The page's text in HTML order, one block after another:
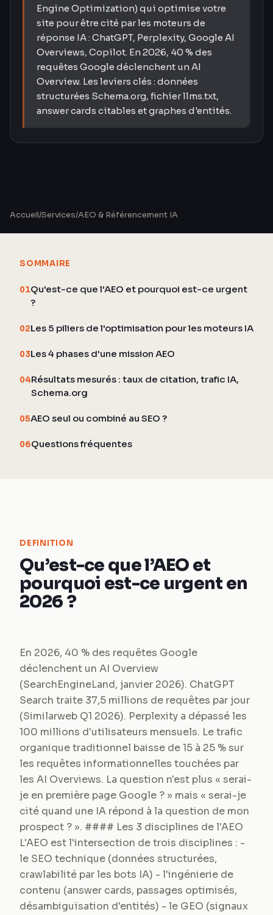
Engine Optimization) qui optimise votre
site pour être cité par les moteurs de
réponse IA : ChatGPT, Perplexity, Google AI
Overviews, Copilot. En 2026, 40 % des
requêtes Google déclenchent un AI
Overview. Les leviers clés : données
structurées Schema.org, fichier llms.txt,
answer cards citables et graphes d'entités.
Accueil/Services/AEO & Référencement IA
SOMMAIRE
01Qu'est-ce que l'AEO et pourquoi est-ce urgent
?
02Les 5 piliers de l'optimisation pour les moteurs IA
03Les 4 phases d'une mission AEO
04Résultats mesurés : taux de citation, trafic IA,
Schema.org
05AEO seul ou combiné au SEO ?
06Questions fréquentes
DEFINITION
Qu’est-ce que l’AEO et
pourquoi est-ce urgent en
2026 ?
En 2026, 40 % des requêtes Google
déclenchent un AI Overview
(SearchEngineLand, janvier 2026). ChatGPT
Search traite 37,5 millions de requêtes par jour
(Similarweb Q1 2026). Perplexity a dépassé les
100 millions d'utilisateurs mensuels. Le trafic
organique traditionnel baisse de 15 à 25 % sur
les requêtes informationnelles touchées par
les AI Overviews. La question n'est plus « serai-
je en première page Google ? » mais « serai-je
cité quand une IA répond à la question de mon
prospect ? ». #### Les 3 disciplines de l'AEO
L'AEO est l'intersection de trois disciplines : -
le SEO technique (données structurées,
crawlabilité par les bots IA) - l'ingénierie de
contenu (answer cards, passages optimisés,
désambiguïsation d'entités) - le GEO (signaux